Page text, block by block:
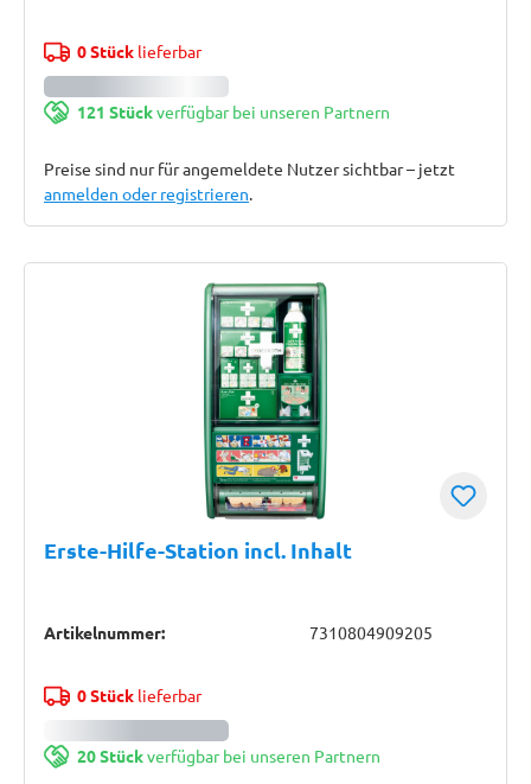
0 Stücklieferbar
121 Stückverfügbar bei unseren Partnern
Preise sind nur für angemeldete Nutzer sichtbar – jetzt
anmelden oder registrieren.
Erste-Hilfe-Station incl. Inhalt
Artikelnummer: 7310804909205
0 Stücklieferbar
20 Stückverfügbar bei unseren Partnern